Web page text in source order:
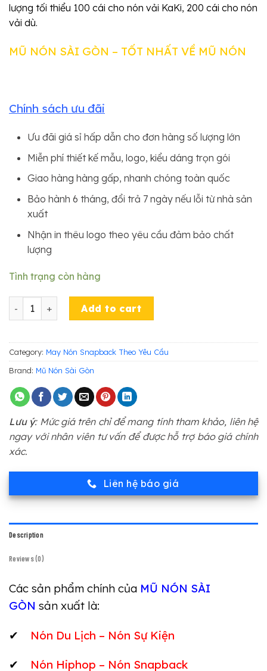
lượng tối thiểu 100 cái cho nón vải KaKi, 200 cái cho nón
vải dù.
MŨ NÓN SÀI GÒN – TỐT NHẤT VỀ MŨ NÓN
Chính sách ưu đãi
Ưu đãi giá sỉ hấp dẫn cho đơn hàng số lượng lớn
Miễn phí thiết kế mẫu, logo, kiểu dáng trọn gói
Giao hàng hàng gấp, nhanh chóng toàn quốc
Bảo hành 6 tháng, đổi trả 7 ngày nếu lỗi từ nhà sản
xuất
Nhận in thêu logo theo yêu cầu đảm bảo chất
lượng
Tình trạng còn hàng
NÓN SNAPBACK GS151 quantity
Add to cart
Category: May Nón Snapback Theo Yêu Cầu
Brand: Mũ Nón Sài Gòn
Lưu ý: Mức giá trên chỉ để mang tính tham khảo, liên hệ
ngay với nhân viên tư vấn để được hỗ trợ báo giá chính
xác.
Liên hệ báo giá
Description
Reviews (0)
Các sản phẩm chính của MŨ NÓN SÀI
GÒN sản xuất là:
✔ Nón Du Lịch – Nón Sự Kiện
✔ Nón Hiphop – Nón Snapback